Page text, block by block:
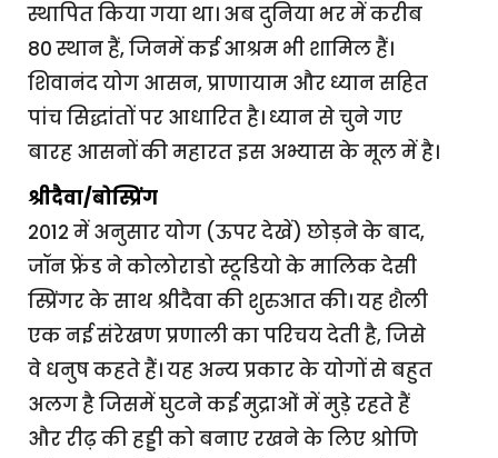
स्थापित किया गया था। अब दुनिया भर में करीब
80 स्थान हैं, जिनमें कई आश्रम भी शामिल हैं।
शिवानंद योग आसन, प्राणायाम और ध्यान सहित
पांच सिद्धांतों पर आधारित है। ध्यान से चुने गए
बारह आसनों की महारत इस अभ्यास के मूल में है।
श्रीदैवा/बोस्प्रिंग
2012 में अनुसार योग (ऊपर देखें) छोड़ने के बाद,
जॉन फ्रेंड ने कोलोराडो स्टूडियो के मालिक देसी
स्प्रिंगर के साथ श्रीदैवा की शुरुआत की। यह शैली
एक नई संरेखण प्रणाली का परिचय देती है, जिसे
वे धनुष कहते हैं। यह अन्य प्रकार के योगों से बहुत
अलग है जिसमें घुटने कई मुद्राओं में मुड़े रहते हैं
और रीढ़ की हड्डी को बनाए रखने के लिए श्रोणि